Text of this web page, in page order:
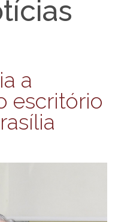
a
escritório